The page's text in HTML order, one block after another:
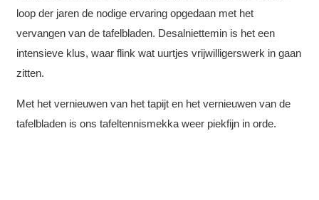
loop der jaren de nodige ervaring opgedaan met het
vervangen van de tafelbladen. Desalniettemin is het een
intensieve klus, waar flink wat uurtjes vrijwilligerswerk in gaan
zitten.
Met het vernieuwen van het tapijt en het vernieuwen van de
tafelbladen is ons tafeltennismekka weer piekfijn in orde.